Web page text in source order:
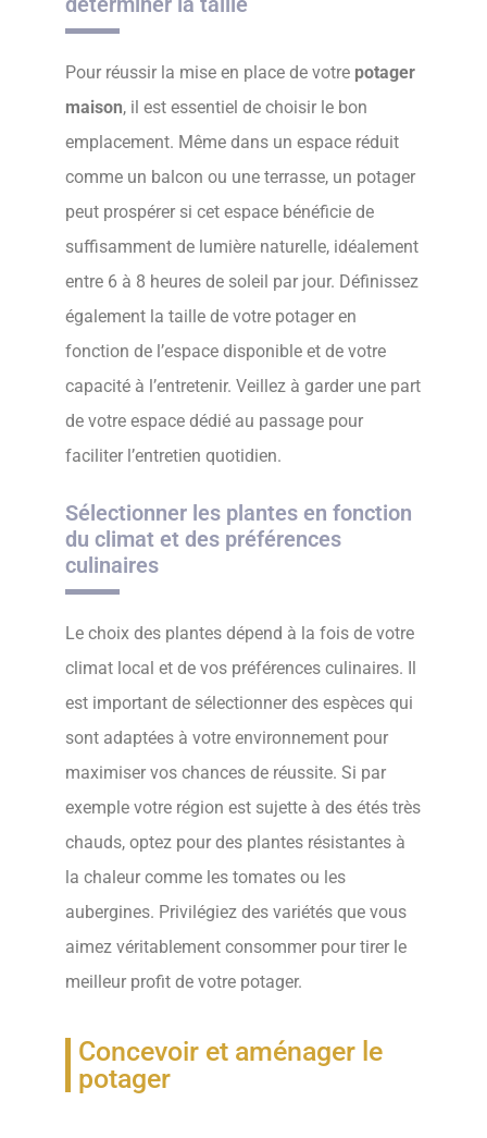
Pour réussir la mise en place de votre potager
maison, il est essentiel de choisir le bon
emplacement. Même dans un espace réduit
comme un balcon ou une terrasse, un potager
peut prospérer si cet espace bénéficie de
suffisamment de lumière naturelle, idéalement
entre 6 à 8 heures de soleil par jour. Définissez
également la taille de votre potager en
fonction de l’espace disponible et de votre
capacité à l’entretenir. Veillez à garder une part
de votre espace dédié au passage pour
faciliter l’entretien quotidien.
Sélectionner les plantes en fonction
du climat et des préférences
culinaires
Le choix des plantes dépend à la fois de votre
climat local et de vos préférences culinaires. Il
est important de sélectionner des espèces qui
sont adaptées à votre environnement pour
maximiser vos chances de réussite. Si par
exemple votre région est sujette à des étés très
chauds, optez pour des plantes résistantes à
la chaleur comme les tomates ou les
aubergines. Privilégiez des variétés que vous
aimez véritablement consommer pour tirer le
meilleur profit de votre potager.
Concevoir et aménager le
potager